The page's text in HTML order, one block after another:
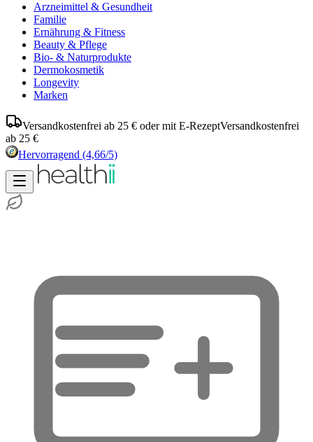
Arzneimittel & Gesundheit
Familie
Ernährung & Fitness
Beauty & Pflege
Bio- & Naturprodukte
Dermokosmetik
Longevity
Marken
Versandkostenfrei ab 25 € oder mit E-RezeptVersandkostenfrei
ab 25 €
Hervorragend (4,66/5)